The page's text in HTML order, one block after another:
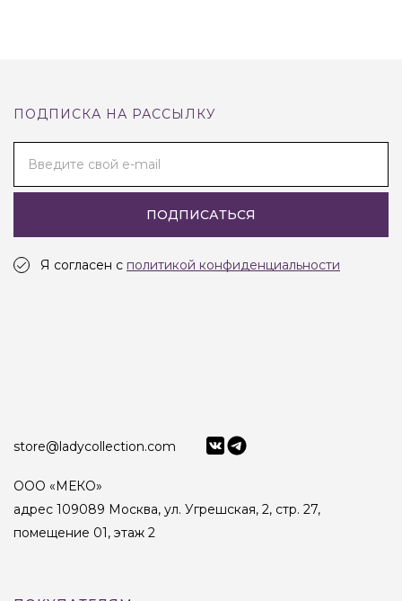
ПОДПИСКА НА РАССЫЛКУ
Введите свой e-mail
ПОДПИСАТЬСЯ
Я согласен с политикой конфиденциальности
store@ladycollection.com
ООО «МЕКО»
адрес 109089 Москва, ул. Угрешская, 2, стр. 27,
помещение 01, этаж 2